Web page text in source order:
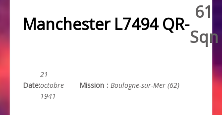
Manchester L7494 QR-
61
Sqn
Date:
21
octobre
1941
Mission : Boulogne-sur-Mer (62)